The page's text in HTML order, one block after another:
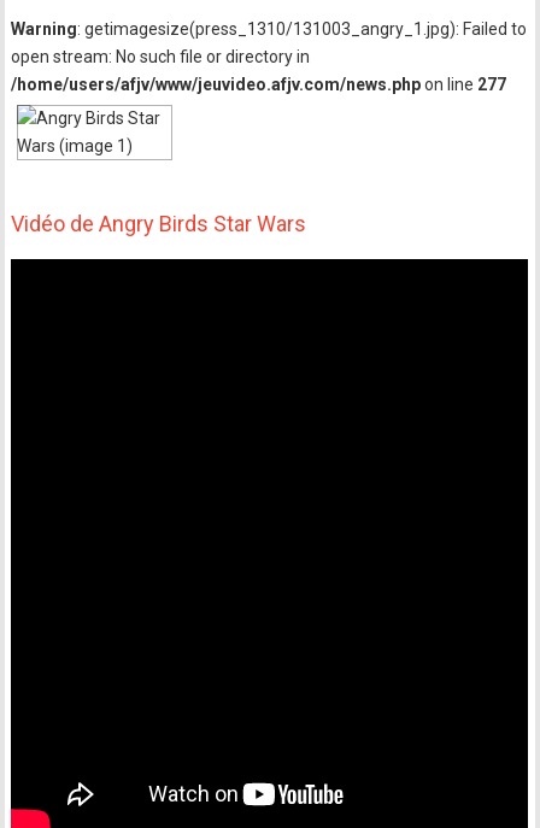
Warning: getimagesize(press_1310/131003_angry_1.jpg): Failed to
open stream: No such file or directory in
/home/users/afjv/www/jeuvideo.afjv.com/news.phpon line 277
Vidéo de Angry Birds Star Wars